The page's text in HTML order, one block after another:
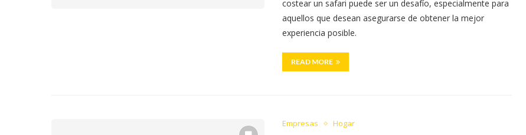
costear un safari puede ser un desafío, especialmente para
aquellos que desean asegurarse de obtener la mejor
experiencia posible.
READ MORE
Empresas Hogar